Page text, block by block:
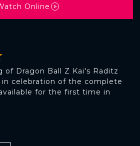
of Dragon Ball Z Kai's Raditz
in celebration of the complete
for the first time in
Online